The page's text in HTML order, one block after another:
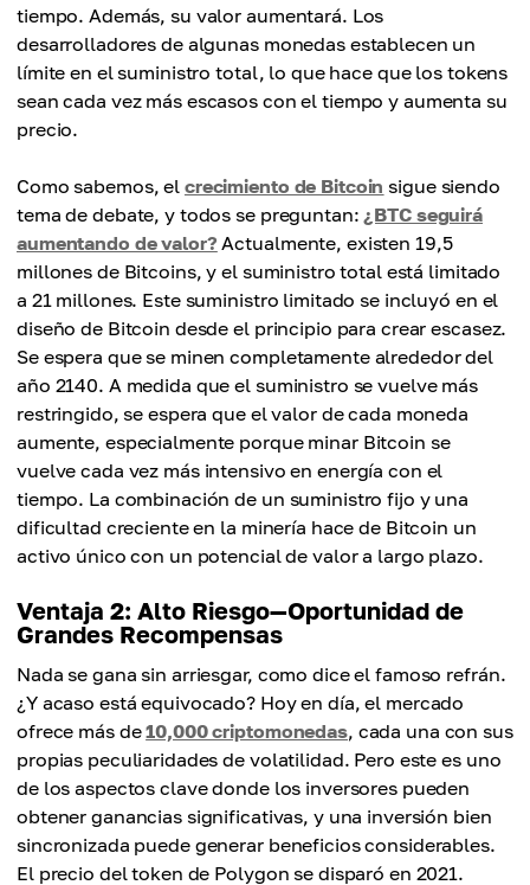
tiempo. Además, su valor aumentará. Los
desarrolladores de algunas monedas establecen un
límite en el suministro total, lo que hace que los tokens
sean cada vez más escasos con el tiempo y aumenta su
precio.
Como sabemos, el crecimiento de Bitcoin sigue siendo
tema de debate, y todos se preguntan:¿BTC seguirá
aumentando de valor? Actualmente, existen 19,5
millones de Bitcoins, y el suministro total está limitado
a 21 millones. Este suministro limitado se incluyó en el
diseño de Bitcoin desde el principio para crear escasez.
Se espera que se minen completamente alrededor del
año 2140. A medida que el suministro se vuelve más
restringido, se espera que el valor de cada moneda
aumente, especialmente porque minar Bitcoin se
vuelve cada vez más intensivo en energía con el
tiempo. La combinación de un suministro fijo y una
dificultad creciente en la minería hace de Bitcoin un
activo único con un potencial de valor a largo plazo.
Ventaja 2: Alto Riesgo—Oportunidad de
Grandes Recompensas
Nada se gana sin arriesgar, como dice el famoso refrán.
¿Y acaso está equivocado? Hoy en día, el mercado
ofrece más de10,000 criptomonedas, cada una con sus
propias peculiaridades de volatilidad. Pero este es uno
de los aspectos clave donde los inversores pueden
obtener ganancias significativas, y una inversión bien
sincronizada puede generar beneficios considerables.
El precio del token de Polygon se disparó en 2021.